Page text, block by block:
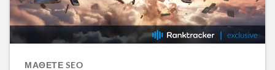
ΜΆΘΕΤΕ SEO